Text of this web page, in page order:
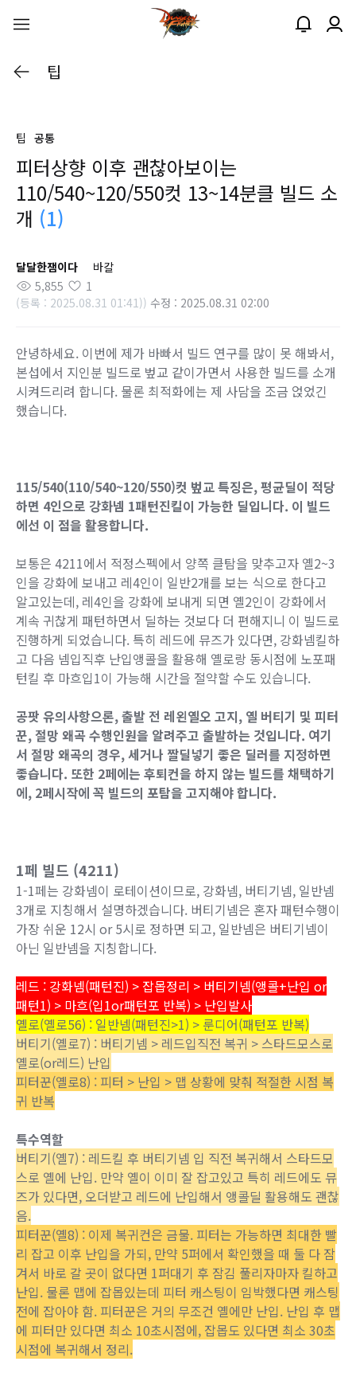
팁
팁 공통
피터상향 이후 괜찮아보이는
110/540~120/550컷 13~14분클 빌드 소
개 (1)
달달한잼이다
바칼
5,855
1
(등록 : 2025.08.31 01:41)) 수정 : 2025.08.31 02:00
안녕하세요. 이번에 제가 바빠서 빌드 연구를 많이 못 해봐서,
본섭에서 지인분 빌드로 벞교 같이가면서 사용한 빌드를 소개
시켜드리려 합니다. 물론 최적화에는 제 사담을 조금 얹었긴
했습니다.
115/540(110/540~120/550)컷 벞교 특징은, 평균딜이 적당
하면 4인으로 강화넴 1패턴진킬이 가능한 딜입니다. 이 빌드
에선 이 점을 활용합니다.
보통은 4211에서 적정스펙에서 양쪽 클탐을 맞추고자 옐2~3
인을 강화에 보내고 레4인이 일반2개를 보는 식으로 한다고
알고있는데, 레4인을 강화에 보내게 되면 옐2인이 강화에서
계속 귀찮게 패턴하면서 딜하는 것보다 더 편해지니 이 빌드로
진행하게 되었습니다. 특히 레드에 뮤즈가 있다면, 강화넴킬하
고 다음 넴입직후 난입앵콜을 활용해 옐로랑 동시점에 노포패
턴킬 후 마흐입1이 가능해 시간을 절약할 수도 있습니다.
공팟 유의사항으론, 출발 전 레왼옐오 고지, 옐 버티기 및 피터
꾼, 절망 왜곡 수행인원을 알려주고 출발하는 것입니다. 여기
서 절망 왜곡의 경우, 세거나 짤딜넣기 좋은 딜러를 지정하면
좋습니다. 또한 2페에는 후퇴컨을 하지 않는 빌드를 채택하기
에, 2페시작에 꼭 빌드의 포탐을 고지해야 합니다.
1페 빌드 (4211)
1-1페는 강화넴이 로테이션이므로, 강화넴, 버티기넴, 일반넴
3개로 지칭해서 설명하겠습니다. 버티기넴은 혼자 패턴수행이
가장 쉬운 12시 or 5시로 정하면 되고, 일반넴은 버티기넴이
아닌 일반넴을 지칭합니다.
레드 : 강화넴(패턴진) > 잡몹정리 > 버티기넴(앵콜+난입 or
패턴1) > 마흐(입1or패턴포 반복) > 난입발사
옐로(옐로56) : 일반넴(패턴진>1) > 룬디어(패턴포 반복)
버티기(옐로7) : 버티기넴 > 레드입직전 복귀 > 스타드모스로
옐로(or레드) 난입
피터꾼(옐로8) : 피터 > 난입 > 맵 상황에 맞춰 적절한 시점 복
귀 반복
특수역할
버티기(옐7) : 레드킬 후 버티기넴 입 직전 복귀해서 스타드모
스로 옐에 난입. 만약 옐이 이미 잘 잡고있고 특히 레드에도 뮤
즈가 있다면, 오더받고 레드에 난입해서 앵콜딜 활용해도 괜찮
음.
피터꾼(옐8) : 이제 복귀컨은 금물. 피터는 가능하면 최대한 빨
리 잡고 이후 난입을 가되, 만약 5퍼에서 확인했을 때 둘 다 잠
겨서 바로 갈 곳이 없다면 1퍼대기 후 잠김 풀리자마자 킬하고
난입. 물론 맵에 잡몹있는데 피터 캐스팅이 임박했다면 캐스팅
전에 잡아야 함. 피터꾼은 거의 무조건 옐에만 난입. 난입 후 맵
에 피터만 있다면 최소 10초시점에, 잡몹도 있다면 최소 30초
시점에 복귀해서 정리.